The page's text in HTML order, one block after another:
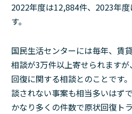
2022年度は12,884件、2023年
す。
国民生活センターには毎年、賃
相談が3万件以上寄せられます
回復に関する相談とのことです
談されない事案も相当多いはず
かなり多くの件数で原状回復ト